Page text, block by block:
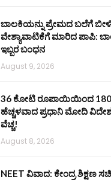
ಬಾಲಕಿಯನ್ನು ಪ್ರೇಮದ ಬಲೆಗೆ
ವೇಶ್ಯಾವಾಟಿಕೆಗೆ ಮಾರಿದ ಪಾಪಿ:
ಇಬ್ಬರ ಬಂಧನ
August 9, 2026
36 ಕೋಟಿ ರೂಪಾಯಿಯಿಂದ
ಹೆಚ್ಚಳವಾದ ಪ್ರಧಾನಿ ಮೋದಿ
ವೆಚ್ಚ!
August 8, 2026
NEET ವಿವಾದ: ಕೇಂದ್ರ ಶಿಕ್ಷಣ